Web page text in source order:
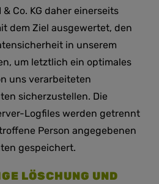
Co. KG daher einerseits
dem Ziel ausgewertet, den
in unserem
um letztlich ein optimales
uns verarbeiteten
sicherzustellen. Die
Logfiles werden getrennt
Person angegebenen
gespeichert.
LÖSCHUNG UND S